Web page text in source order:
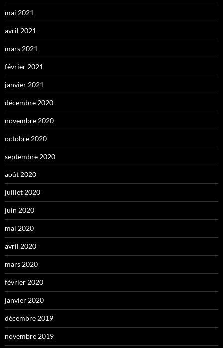
mai 2021
avril 2021
mars 2021
février 2021
janvier 2021
décembre 2020
novembre 2020
octobre 2020
septembre 2020
août 2020
juillet 2020
juin 2020
mai 2020
avril 2020
mars 2020
février 2020
janvier 2020
décembre 2019
novembre 2019